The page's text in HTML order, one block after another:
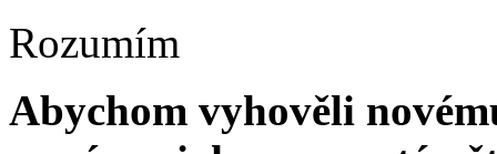
Rozumím
Abychom vyhověli